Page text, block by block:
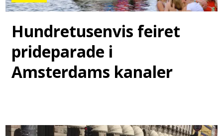
Hundretusenvis feiret
prideparade i
Amsterdams kanaler